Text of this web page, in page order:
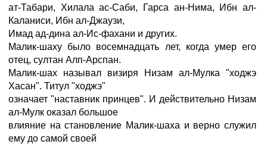
ат-Табари, Хилала ас-Саби, Гарса ан-Нима, Ибн ал-
Каланиси, Ибн ал-Джаузи,
Имад ад-дина ал-Ис-фахани и других.
Малик-шаху было восемнадцать лет, когда умер его
отец, султан Алп-Арспан.
Малик-шах называл визиря Низам ал-Мулка "ходжэ
Хасан". Титул "ходжэ"
означает "наставник принцев". И действительно Низам
ал-Мулк оказал большое
влияние на становление Малик-шаха и верно служил
ему до самой своей